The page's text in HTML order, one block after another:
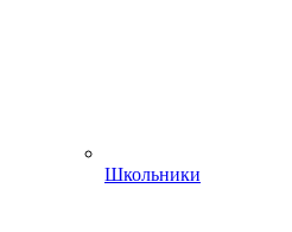
Школьники